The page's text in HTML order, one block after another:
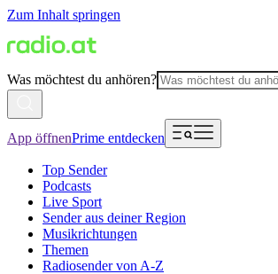
Zum Inhalt springen
Was möchtest du anhören?
App öffnenPrime entdecken
Top Sender
Podcasts
Live Sport
Sender aus deiner Region
Musikrichtungen
Themen
Radiosender von A-Z